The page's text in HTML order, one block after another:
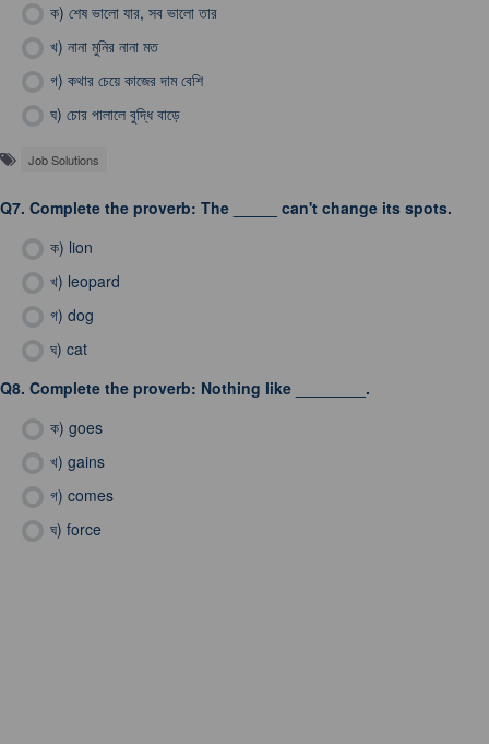
ক) শেষ ভালো যার, সব ভালো তার
খ) নানা মুনির নানা মত
গ) কথার চেয়ে কাজের দাম বেশি
ঘ) চোর পালালে বুদ্ধি বাড়ে
Job Solutions
Q7. Complete the proverb: The _____ can't change its spots.
ক) lion
খ) leopard
গ) dog
ঘ) cat
Q8. Complete the proverb: Nothing like ________.
ক) goes
খ) gains
গ) comes
ঘ) force